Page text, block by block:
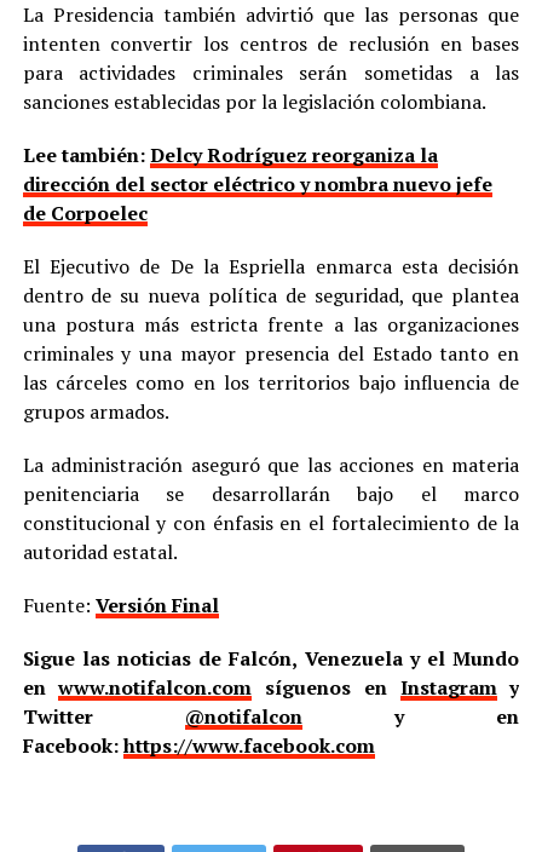
La Presidencia también advirtió que las personas que
intenten convertir los centros de reclusión en bases
para actividades criminales serán sometidas a las
sanciones establecidas por la legislación colombiana.
Lee también:Delcy Rodríguez reorganiza la
dirección del sector eléctrico y nombra nuevo jefe
de Corpoelec
El Ejecutivo de De la Espriella enmarca esta decisión
dentro de su nueva política de seguridad, que plantea
una postura más estricta frente a las organizaciones
criminales y una mayor presencia del Estado tanto en
las cárceles como en los territorios bajo influencia de
grupos armados.
La administración aseguró que las acciones en materia
penitenciaria se desarrollarán bajo el marco
constitucional y con énfasis en el fortalecimiento de la
autoridad estatal.
Fuente: Versión Final
Sigue las noticias de Falcón, Venezuela y el Mundo
enwww.notifalcon.com síguenos en Instagramy
Twitter @notifalcony en
Facebook:https://www.facebook.com